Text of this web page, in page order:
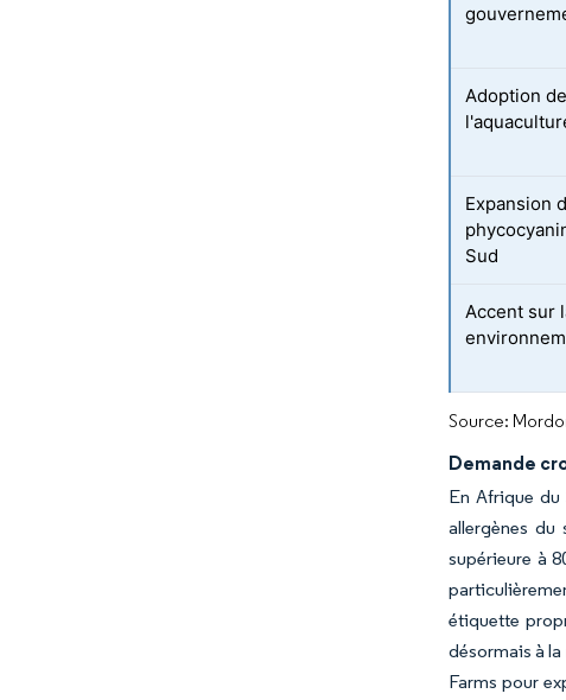
Adoption
Expansion
Sud
Accent sur
Source:
Demande
En Afrique du
allergènes
supérieure à
étiquette
désormais à
Farms pour